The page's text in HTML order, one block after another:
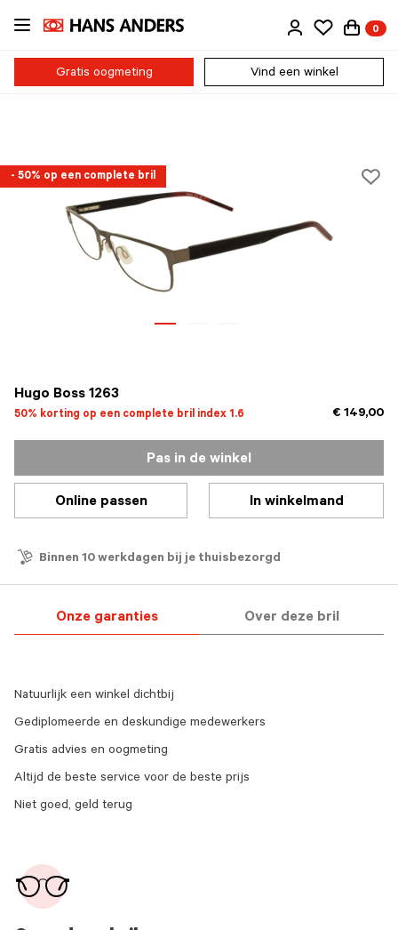
Ga
naar
inhoud
0
Gratis oogmeting Vind een winkel
- 50% op een complete bril
Hugo Boss 1263
50% korting op een complete bril index 1.6 € 149,00
Pas in de winkel
Online passen In winkelmand
Binnen 10 werkdagen bij je thuisbezorgd
Onze garanties Over deze bril
Natuurlijk een winkel dichtbij
Gediplomeerde en deskundige medewerkers
Gratis advies en oogmeting
Altijd de beste service voor de beste prijs
Niet goed, geld terug